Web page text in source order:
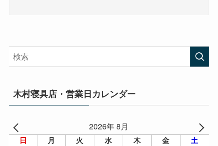
木村寝具店・営業日カレンダー
2026年 8月
日 月 火 水 木 金 土